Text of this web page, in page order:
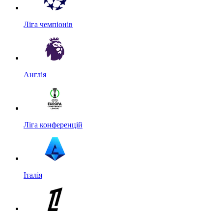
Ліга чемпіонів
Англія
Ліга конференцій
Італія